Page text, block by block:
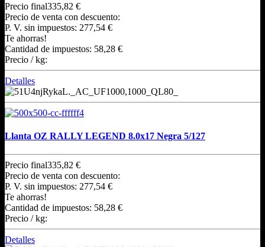
Precio final335,82 €
Precio de venta con descuento:
P. V. sin impuestos: 277,54 €
Te ahorras!
Cantidad de impuestos: 58,28 €
Precio / kg:
Detalles
Llanta OZ RALLY LEGEND 8.0x17 Negra 5/127
Precio final335,82 €
Precio de venta con descuento:
P. V. sin impuestos: 277,54 €
Te ahorras!
Cantidad de impuestos: 58,28 €
Precio / kg:
Detalles